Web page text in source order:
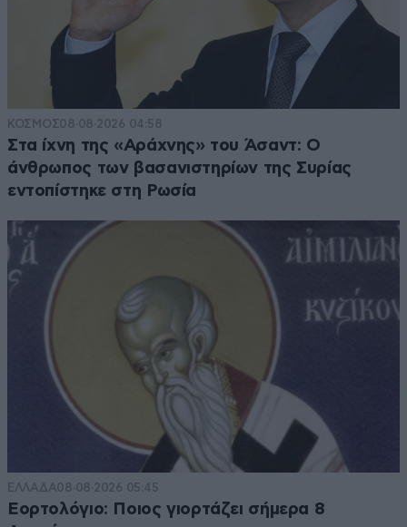
ΚΟΣΜΟΣ08·08·2026 04:58
Στα ίχνη της «Αράχνης» του Άσαντ: Ο
άνθρωπος των βασανιστηρίων της Συρίας
εντοπίστηκε στη Ρωσία
ΕΛΛΑΔΑ08·08·2026 05:45
Εορτολόγιο: Ποιος γιορτάζει σήμερα 8